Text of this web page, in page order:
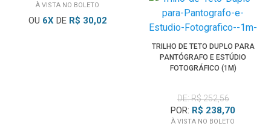
À VISTA NO BOLETO
OU 6XDE R$ 30,02
TRILHO DE TETO DUPLO PARA
PANTÓGRAFO E ESTÚDIO
FOTOGRÁFICO (1M)
DE: R$ 252,56
POR: R$ 238,70
À VISTA NO BOLETO